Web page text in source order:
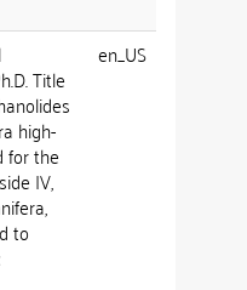
Title
high-
for the
IV,
to
en_US